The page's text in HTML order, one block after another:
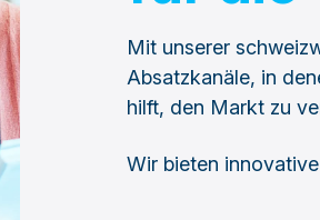
Mit unserer
Absatzkanäle, in
hilft, den Markt zu
Wir bieten